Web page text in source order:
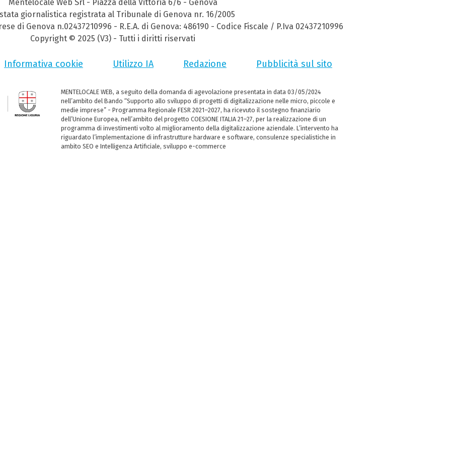
Mentelocale Web Srl - Piazza della Vittoria 6/6 - Genova
giornalistica registrata al Tribunale di Genova nr. 16/2005
di Genova n.02437210996 - R.E.A. di Genova: 486190 - Codice Fiscale / P.Iva 02437210996
Copyright © 2025 (V3) - Tutti i diritti riservati
Informativa cookie Utilizzo IA Redazione Pubblicità sul sito
MENTELOCALE WEB, a seguito della domanda di agevolazione presentata in data 03/05/2024
nell’ambito del Bando “Supporto allo sviluppo di progetti di digitalizzazione nelle micro, piccole e
medie imprese” - Programma Regionale FESR 2021–2027, ha ricevuto il sostegno finanziario
dell’Unione Europea, nell’ambito del progetto COESIONE ITALIA 21–27, per la realizzazione di un
programma di investimenti volto al miglioramento della digitalizzazione aziendale. L’intervento ha
riguardato l’implementazione di infrastrutture hardware e software, consulenze specialistiche in
ambito SEO e Intelligenza Artificiale, sviluppo e-commerce